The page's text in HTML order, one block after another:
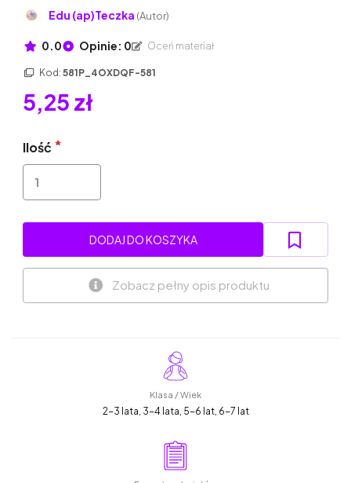
Edu (ap)Teczka (Autor)
0.0 Opinie: 0 Oceń materiał
Kod: 581P_4OXDQF-581
5,25 zł
Ilość
DODAJ DO KOSZYKA
Zobacz pełny opis produktu
Klasa / Wiek
2-3 lata, 3-4 lata, 5-6 lat, 6-7 lat